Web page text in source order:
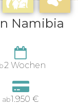
Namibia
2 Wochen
ab1.950 €